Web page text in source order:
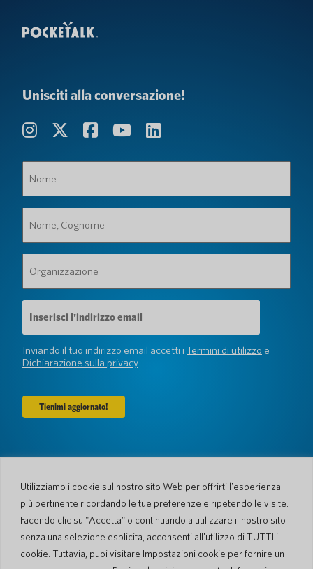
Utilizziamo i cookie sul nostro sito Web per offrirti l'esperienza
più pertinente ricordando le tue preferenze e ripetendo le visite.
Facendo clic su "Accetta" o continuando a utilizzare il nostro sito
senza una selezione esplicita, acconsenti all'utilizzo di TUTTI i
cookie. Tuttavia, puoi visitare Impostazioni cookie per fornire un
Unisciti alla conversazione!
(Obbligatorio)
Cognome
(Obbligatorio)
(Obbligatorio)
Indirizzo
e-
mail
(Obbligatorio)
Inviando il tuo indirizzo email accetti iTermini di utilizzo e
Dichiarazione sulla privacy
Chi siamo
Lingue e Nazioni
Blog
Newsroom
#AllSpokenHere
Supporto
Servizio Clienti
Processo di spedizione